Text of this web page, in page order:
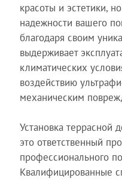
красоты и эстетики,
надежности вашего
благодаря своим
выдерживает
климатических
воздействию
механическим
Установка террасной
это ответственный
профессионального
Квалифицированные